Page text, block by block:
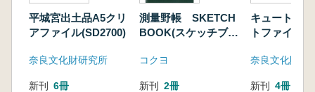
平城宮出土品A5クリ
アファイル(SD2700)
奈良文化財研究所
新刊 6冊
測量野帳 SKETCH
BOOK(スケッチブッ
コクヨ
新刊 2冊
キュートぐ
トファイル
奈良文化財研
新刊 4冊